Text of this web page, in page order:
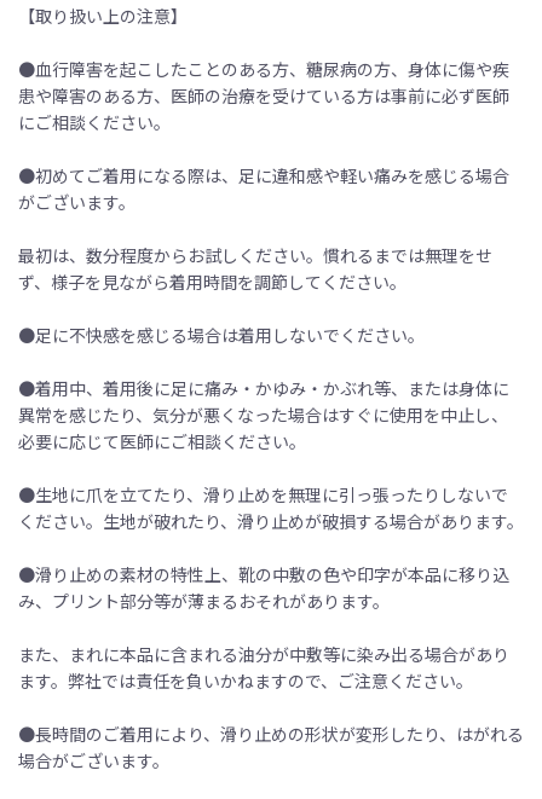
【取り扱い上の注意】
●血行障害を起こしたことのある方、糖尿病の方、身体に傷や疾
患や障害のある方、医師の治療を受けている方は事前に必ず医師
にご相談ください。
●初めてご着用になる際は、足に違和感や軽い痛みを感じる場合
がございます。
最初は、数分程度からお試しください。慣れるまでは無理をせ
ず、様子を見ながら着用時間を調節してください。
●足に不快感を感じる場合は着用しないでください。
●着用中、着用後に足に痛み・かゆみ・かぶれ等、または身体に
異常を感じたり、気分が悪くなった場合はすぐに使用を中止し、
必要に応じて医師にご相談ください。
●生地に爪を立てたり、滑り止めを無理に引っ張ったりしないで
ください。生地が破れたり、滑り止めが破損する場合があります。
●滑り止めの素材の特性上、靴の中敷の色や印字が本品に移り込
み、プリント部分等が薄まるおそれがあります。
また、まれに本品に含まれる油分が中敷等に染み出る場合があり
ます。弊社では責任を負いかねますので、ご注意ください。
●長時間のご着用により、滑り止めの形状が変形したり、はがれる
場合がございます。